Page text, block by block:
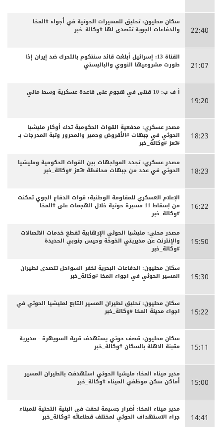
22:40
سكان محليون: تحليق للمسيرات الحوثية في أجواء #المخا
والدفاعات الجوية تتصدى لها #وكالة_خبر
21:07
القناة 13: إسرائيل أبلغت قائد سنتكوم بالتحرك ضد إيران إذا
طورت مشروعيها النووي والباليستي
19:20
أ ف ب: 10 قتلى في هجوم على قاعدة عسكرية وسط مالي
18:23
مصدر عسكري: مدفعية القوات الحكومية تدك أوكار مليشيا
الحوثي في جبهات #الأقروض وحمير والمحرور وتبة المدرجات بـ
#تعز #وكالة_خبر
18:23
مصدر عسكري: تجدد المواجهات بين القوات الحكومية ومليشيا
الحوثي في عدد من جبهات محافظة #تعز #وكالة_خبر
16:22
الإعلام العسكري للمقاومة الوطنية: قوات الدفاع الجوي تمكنت
من إسقاط 11 مسيرة حوثية خلال الهجمات على #المخا
#وكالة_خبر
15:50
مصدر محلي: مليشيا الحوثي الإرهابية تقطع خدمات الاتصالات
والإنترنت عن مديريتي الخوخة وحيس جنوبي الحديدة
#وكالة_خبر
15:30
سكان محليون: الدفاعات البحرية لخفر السواحل تتصدى لطيران
المسير الحوثي في اجواء المخا #وكالة_خبر
15:22
سكان محليون: تحليق لطيران المسير التابع لمليشيا الحوثي في
اجواء مدينة المخا #وكالة_خبر
15:11
سكان محليون: قصف حوثي يستهدف قرية السويهرة - مديرية
مقبنة الاهلة بالسكان #وكالة_خبر
15:00
مدير ميناء المخا: مليشيا الحوثي استهدفت بالطيران المسير
أماكن سكن موظفي الميناء #وكالة_خبر
14:41
مدير ميناء المخا: أضرار جسيمة لحقت في البنية التحتية للميناء
جراء الاستهداف الحوثي لمختلف قطاعاته #وكالة_خبر